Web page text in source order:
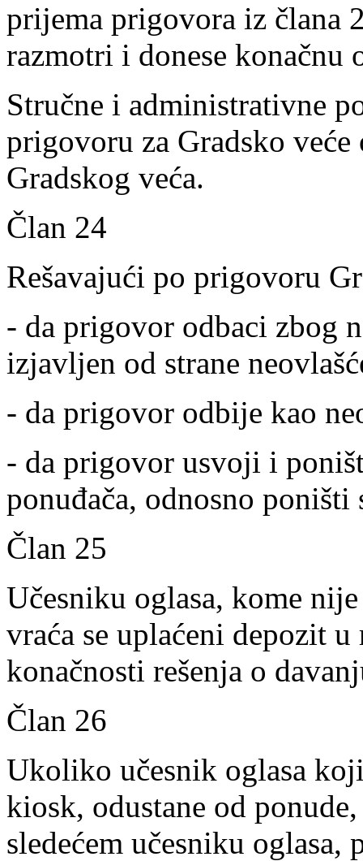
prijema prigovora iz člana
razmotri i donese konačnu
Stručne i administrativne
prigovoru za Gradsko
Gradskog veća.
Član 24
Rešavajući po prigovoru
- da prigovor odbaci zbog
izjavljen od strane
- da prigovor odbije kao
- da prigovor usvoji i
ponuđača, odnosno poništi
Član 25
Učesniku oglasa, kome
vraća se uplaćeni depozit
konačnosti rešenja o
Član 26
Ukoliko učesnik oglasa
kiosk, odustane od
sledećem učesniku oglasa,